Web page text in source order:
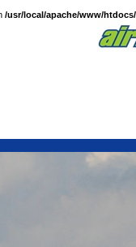
/usr/local/apache/www/